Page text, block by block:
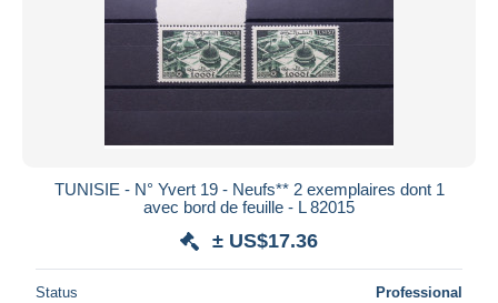
TUNISIE - N° Yvert 19 - Neufs** 2 exemplaires dont 1
avec bord de feuille - L 82015
± US$17.36
Status Professional